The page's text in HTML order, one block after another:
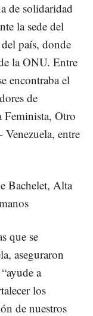
de solidaridad
la sede del
país, donde
la ONU. Entre
encontraba el
de
Feminista, Otro
entre
Bachelet, Alta
que se
aseguraron
a
los
de nuestros